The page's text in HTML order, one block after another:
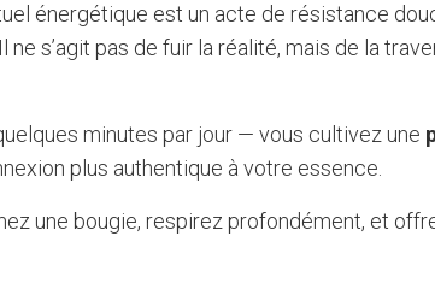
énergétique est un acte de résistance
. Il ne s’agit pas de fuir la réalité, mais de la
minutes par jour — vous cultivez une
plus authentique à votre essence.
une bougie, respirez profondément, et